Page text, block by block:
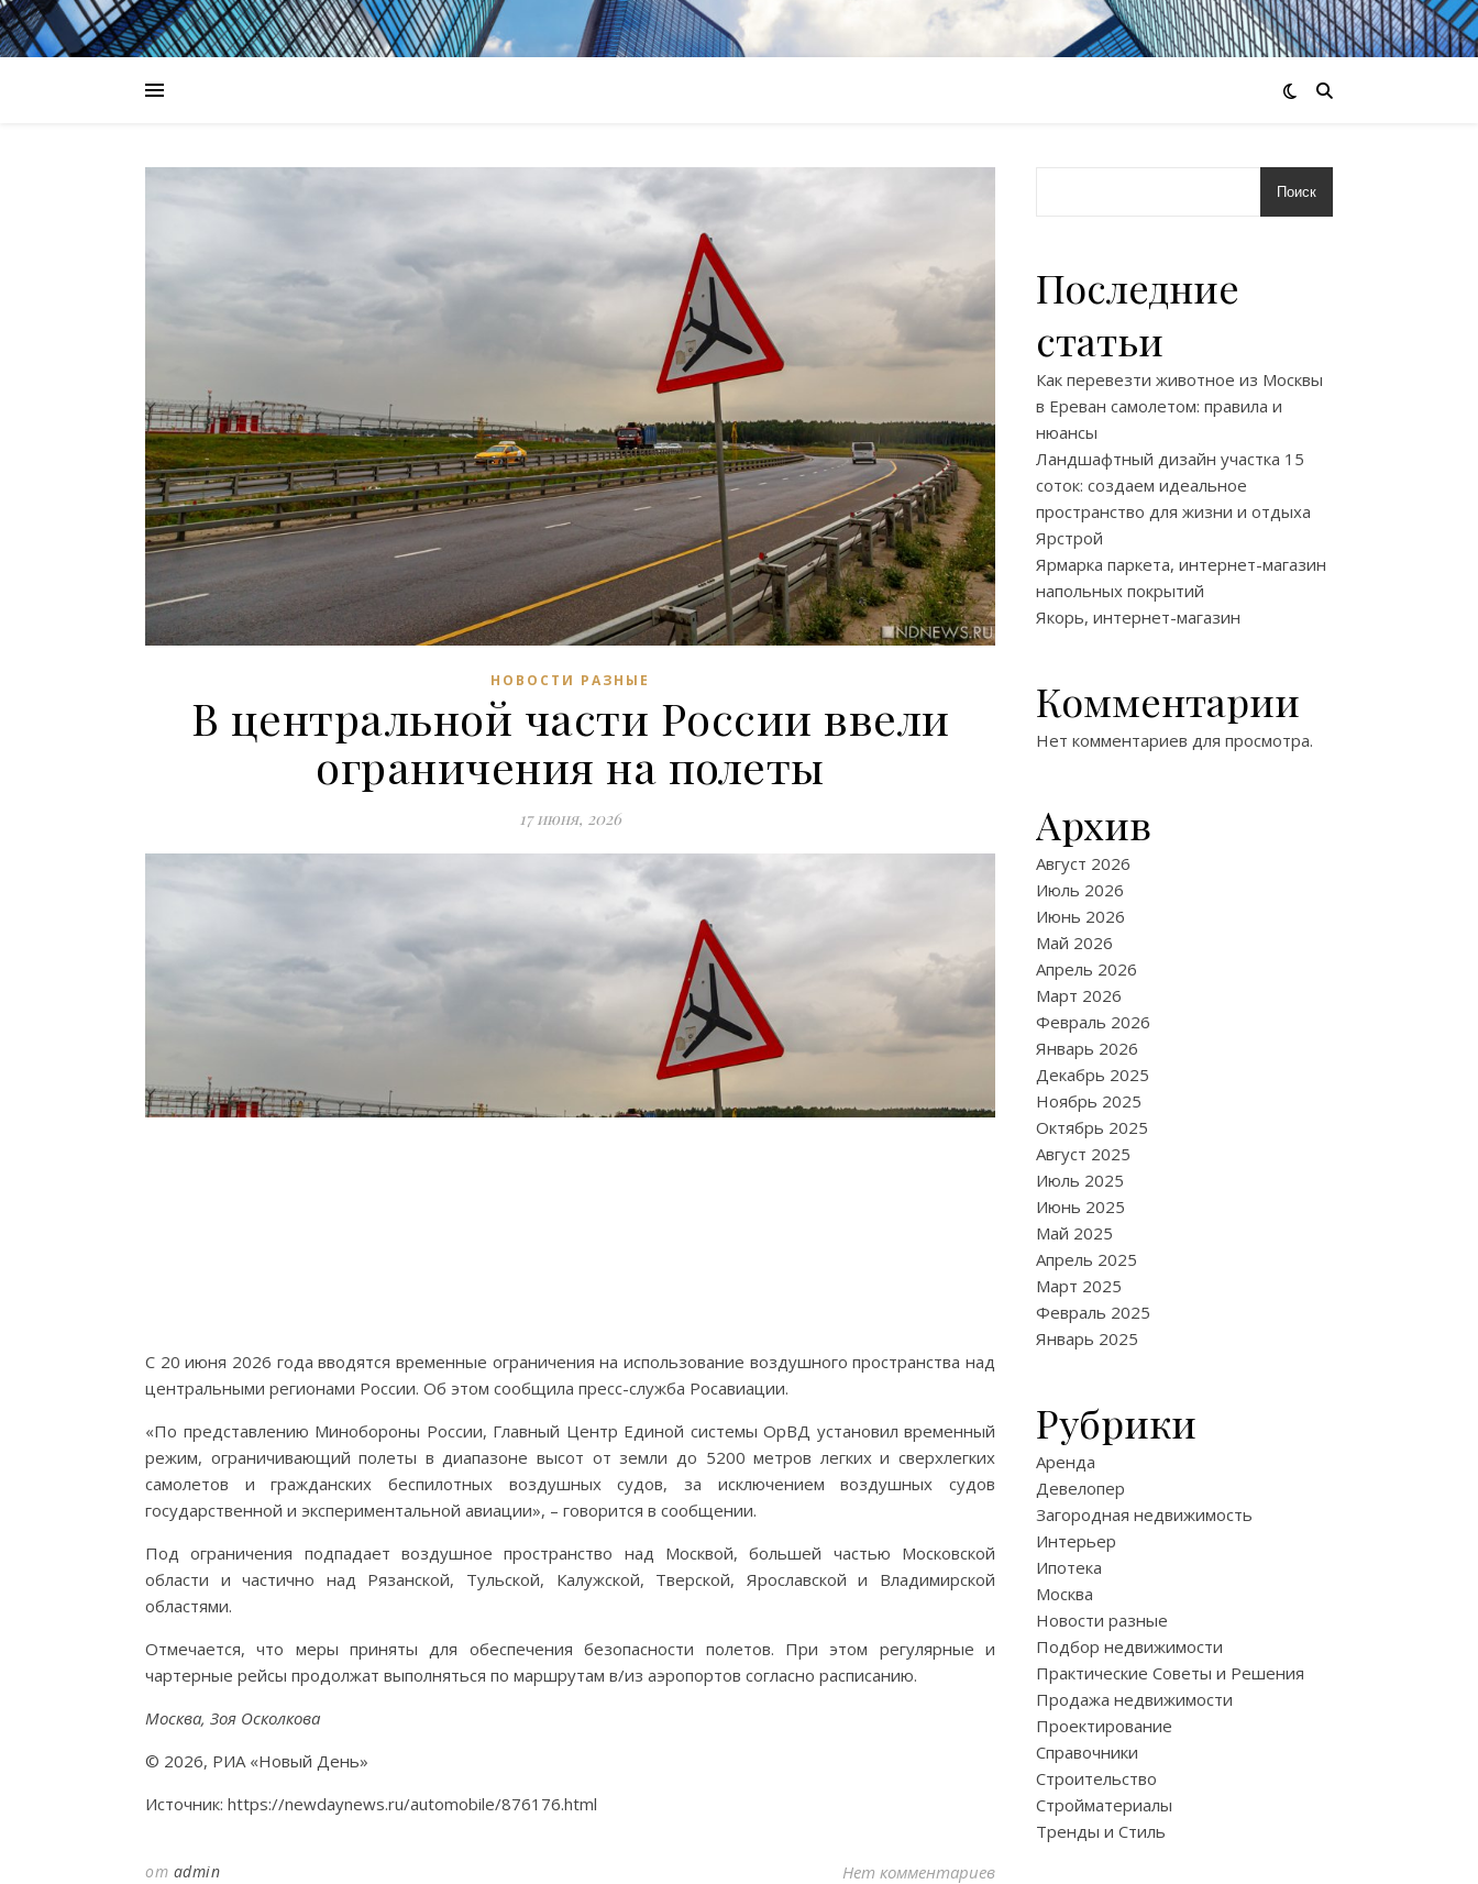
НОВОСТИ РАЗНЫЕ
В центральной части России ввели
ограничения на полеты
17 июня, 2026
C 20 июня 2026 года вводятся временные ограничения на использование воздушного пространства над
центральными регионами России. Об этом сообщила пресс-служба Росавиации.
«По представлению Минобороны России, Главный Центр Единой системы ОрВД установил временный
режим, ограничивающий полеты в диапазоне высот от земли до 5200 метров легких и сверхлегких
самолетов и гражданских беспилотных воздушных судов, за исключением воздушных судов
государственной и экспериментальной авиации», – говорится в сообщении.
Под ограничения подпадает воздушное пространство над Москвой, большей частью Московской
области и частично над Рязанской, Тульской, Калужской, Тверской, Ярославской и Владимирской
областями.
Отмечается, что меры приняты для обеспечения безопасности полетов. При этом регулярные и
чартерные рейсы продолжат выполняться по маршрутам в/из аэропортов согласно расписанию.
Москва, Зоя Осколкова
© 2026, РИА «Новый День»
Источник: https://newdaynews.ru/automobile/876176.html
от admin Нет комментариев
Поиск
Последние
статьи
Как перевезти животное из Москвы
в Ереван самолетом: правила и
нюансы
Ландшафтный дизайн участка 15
соток: создаем идеальное
пространство для жизни и отдыха
Ярстрой
Ярмарка паркета, интернет-магазин
напольных покрытий
Якорь, интернет-магазин
Комментарии
Нет комментариев для просмотра.
Архив
Август 2026
Июль 2026
Июнь 2026
Май 2026
Апрель 2026
Март 2026
Февраль 2026
Январь 2026
Декабрь 2025
Ноябрь 2025
Октябрь 2025
Август 2025
Июль 2025
Июнь 2025
Май 2025
Апрель 2025
Март 2025
Февраль 2025
Январь 2025
Рубрики
Аренда
Девелопер
Загородная недвижимость
Интерьер
Ипотека
Москва
Новости разные
Подбор недвижимости
Практические Советы и Решения
Продажа недвижимости
Проектирование
Справочники
Строительство
Стройматериалы
Тренды и Стиль